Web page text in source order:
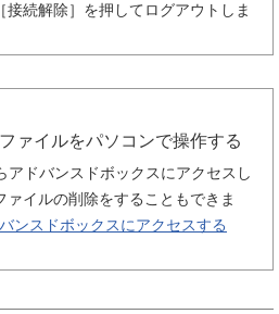
続解除］を押してログアウトしま
ァイルをパソコンで操作する
アドバンスドボックスにアクセスし
イルの削除をすることもできま
ンスドボックスにアクセスする